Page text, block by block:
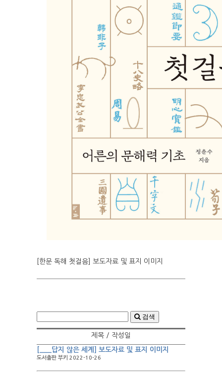
[한문 독해 첫걸음] 보도자료 및 표지 이미지
검색
제목 / 작성일
[___답지 않은 세계] 보도자료 및 표지 이미지
도서출판 부키 2022-10-26